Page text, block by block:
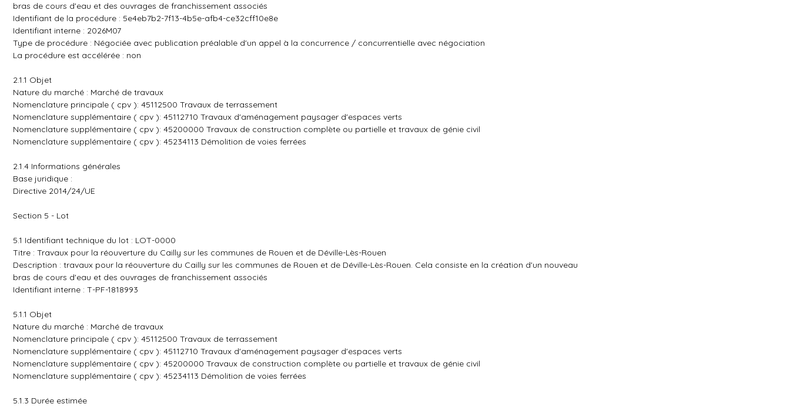
bras de cours d'eau et des ouvrages de franchissement associés
Identifiant de la procédure : 5e4eb7b2-7f13-4b5e-afb4-ce32cff10e8e
Identifiant interne : 2026M07
Type de procédure : Négociée avec publication préalable d'un appel à la concurrence / concurrentielle avec négociation
La procédure est accélérée : non
2.1.1 Objet
Nature du marché : Marché de travaux
Nomenclature principale ( cpv ): 45112500 Travaux de terrassement
Nomenclature supplémentaire ( cpv ): 45112710 Travaux d'aménagement paysager d'espaces verts
Nomenclature supplémentaire ( cpv ): 45200000 Travaux de construction complète ou partielle et travaux de génie civil
Nomenclature supplémentaire ( cpv ): 45234113 Démolition de voies ferrées
2.1.4 Informations générales
Base juridique :
Directive 2014/24/UE
Section 5 - Lot
5.1 Identifiant technique du lot : LOT-0000
Titre : Travaux pour la réouverture du Cailly sur les communes de Rouen et de Déville-Lès-Rouen
Description : travaux pour la réouverture du Cailly sur les communes de Rouen et de Déville-Lès-Rouen. Cela consiste en la création d'un nouveau
bras de cours d'eau et des ouvrages de franchissement associés
Identifiant interne : T-PF-1818993
5.1.1 Objet
Nature du marché : Marché de travaux
Nomenclature principale ( cpv ): 45112500 Travaux de terrassement
Nomenclature supplémentaire ( cpv ): 45112710 Travaux d'aménagement paysager d'espaces verts
Nomenclature supplémentaire ( cpv ): 45200000 Travaux de construction complète ou partielle et travaux de génie civil
Nomenclature supplémentaire ( cpv ): 45234113 Démolition de voies ferrées
5.1.3 Durée estimée